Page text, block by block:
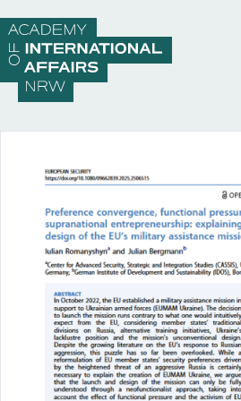
Akademie
Fellows
DEEN